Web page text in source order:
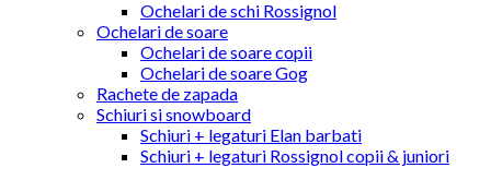
Ochelari de schi Rossignol
Ochelari de soare
Ochelari de soare copii
Ochelari de soare Gog
Rachete de zapada
Schiuri si snowboard
Schiuri + legaturi Elan barbati
Schiuri + legaturi Rossignol copii & juniori